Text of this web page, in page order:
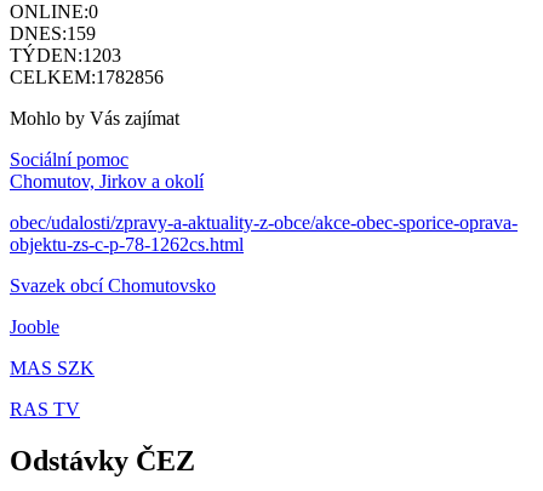
ONLINE:0
DNES:159
TÝDEN:1203
CELKEM:1782856
Mohlo by Vás zajímat
Sociální pomoc
Chomutov, Jirkov a okolí
obec/udalosti/zpravy-a-aktuality-z-obce/akce-obec-sporice-oprava-
objektu-zs-c-p-78-1262cs.html
Svazek obcí Chomutovsko
Jooble
MAS SZK
RAS TV
Odstávky ČEZ